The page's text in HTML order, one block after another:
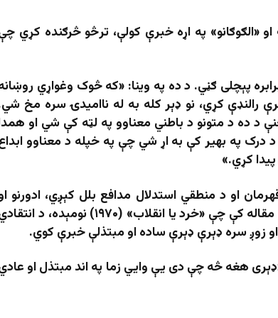
او «الګوګانو» په اړه خبرې کولې، ترڅو څرګنده کړي
پېچلی ګڼي. د ده په وینا: «که څوک وغواړي
کړي، نو ډېر کله به له ناامیدۍ سره مخ
ده د متونو د باطني معناوو په لټه کې شي او
درک په بهیر کې به اړ شي چې په خپله د معناوو
کړي.»
او د منطقي استدلال مدافع بلل کېږي، ادورنو
هابرماس سره له یوې فلسفي مناظرې وروسته په خپل مقاله کې چې «خرد یا انقلاب» (۱۹۷۰) نومېده، د
زوږ سره ډېرې ډېرې ساده او مبتذلې خبرې کوي.
هغه څه چې دی یې وایي زما په اند مبتذل او